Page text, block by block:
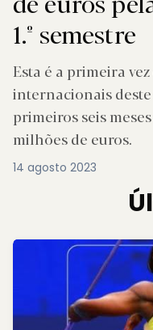
1.º semestre
Esta é a primeira
internacionais
primeiros seis
milhões de euros.
14 agosto 2023